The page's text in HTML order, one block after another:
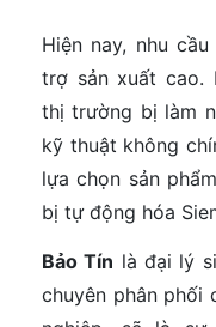
Hiện nay, nhu
trợ sản xuất cao.
thị trường bị làm
kỹ thuật không
lựa chọn sản
bị tự động hóa
Bảo Tín là đại lý
chuyên phân phối